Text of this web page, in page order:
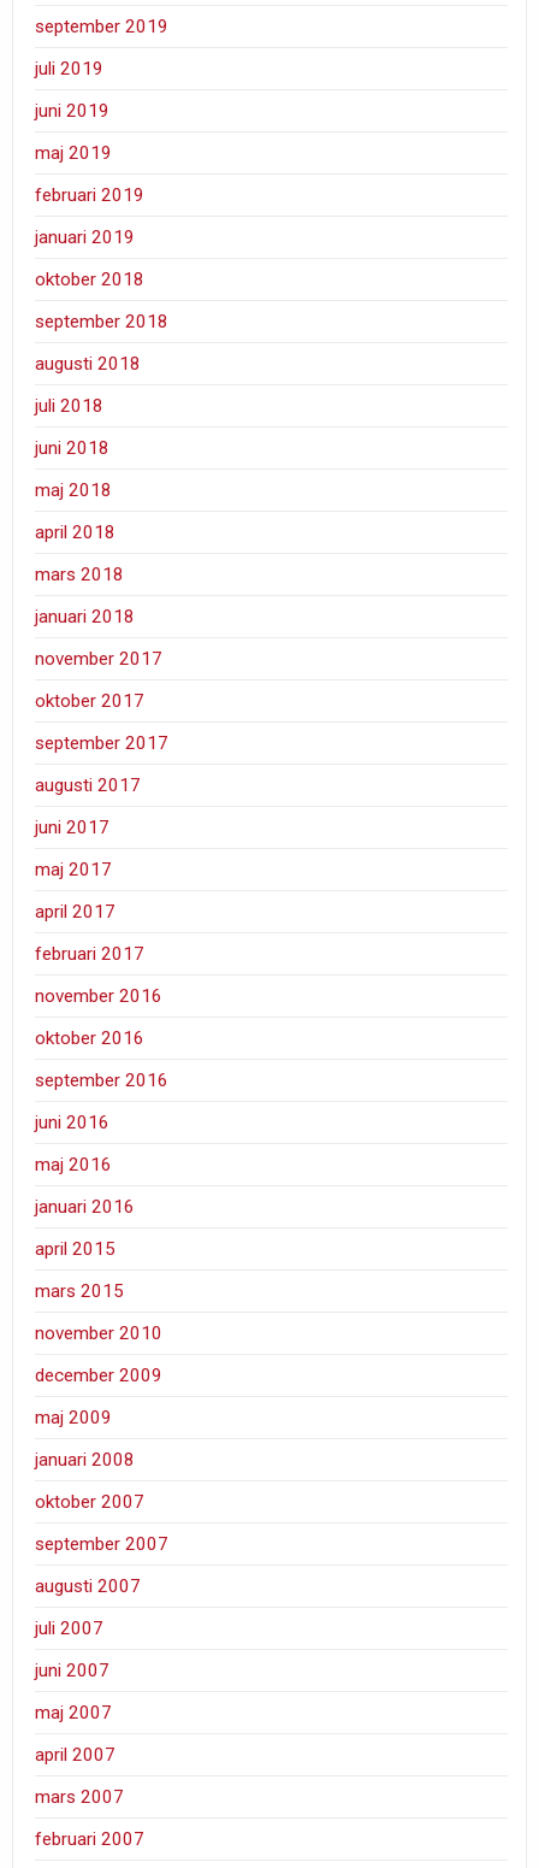
september 2019
juli 2019
juni 2019
maj 2019
februari 2019
januari 2019
oktober 2018
september 2018
augusti 2018
juli 2018
juni 2018
maj 2018
april 2018
mars 2018
januari 2018
november 2017
oktober 2017
september 2017
augusti 2017
juni 2017
maj 2017
april 2017
februari 2017
november 2016
oktober 2016
september 2016
juni 2016
maj 2016
januari 2016
april 2015
mars 2015
november 2010
december 2009
maj 2009
januari 2008
oktober 2007
september 2007
augusti 2007
juli 2007
juni 2007
maj 2007
april 2007
mars 2007
februari 2007